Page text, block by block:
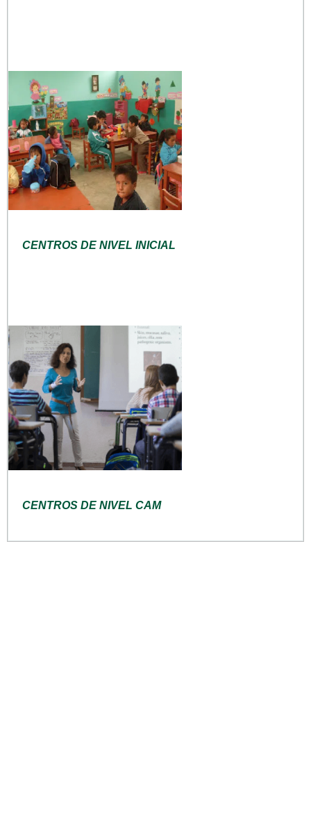
CENTROS DE NIVEL INICIAL
CENTROS DE NIVEL CAM